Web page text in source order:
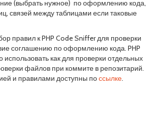
(выбрать нужное) по оформлению кода,
связей между таблицами если таковые
правил к PHP Code Sniffer для проверки
соглашению по оформлению кода. PHP
как для проверки отдельных
файлов при коммите в репозитарий.
и правилами доступны поссылке.